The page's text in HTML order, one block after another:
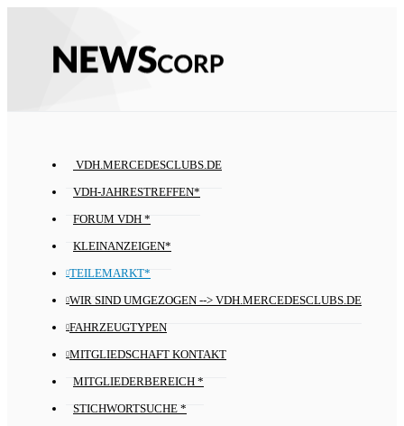
VDH.MERCEDESCLUBS.DE
VDH-JAHRESTREFFEN*
FORUM VDH *
KLEINANZEIGEN*
TEILEMARKT*
WIR SIND UMGEZOGEN --> VDH.MERCEDESCLUBS.DE
FAHRZEUGTYPEN
MITGLIEDSCHAFT KONTAKT
MITGLIEDERBEREICH *
STICHWORTSUCHE *